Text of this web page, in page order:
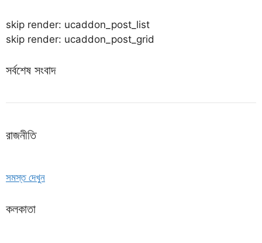
skip render: ucaddon_post_list
skip render: ucaddon_post_grid
সর্বশেষ সংবাদ
রাজনীতি
সমস্ত দেখুন
কলকাতা